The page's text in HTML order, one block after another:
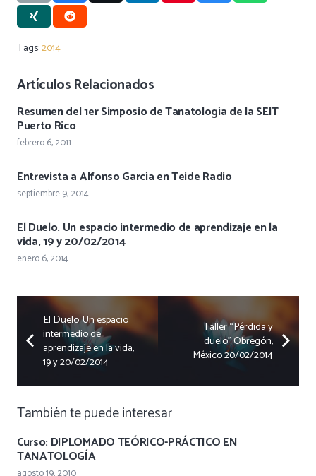
Tags:2014
Artículos Relacionados
Resumen del 1er Simposio de Tanatología de la SEIT
Puerto Rico
febrero 6, 2011
Entrevista a Alfonso García en Teide Radio
septiembre 9, 2014
El Duelo. Un espacio intermedio de aprendizaje en la
vida, 19 y 20/02/2014
enero 6, 2014
El Duelo. Un espacio
intermedio de
aprendizaje en la vida,
19 y 20/02/2014
Taller “Pérdida y
duelo” Obregón,
México 20/02/2014
También te puede interesar
Curso: DIPLOMADO TEÓRICO-PRÁCTICO EN
TANATOLOGÍA